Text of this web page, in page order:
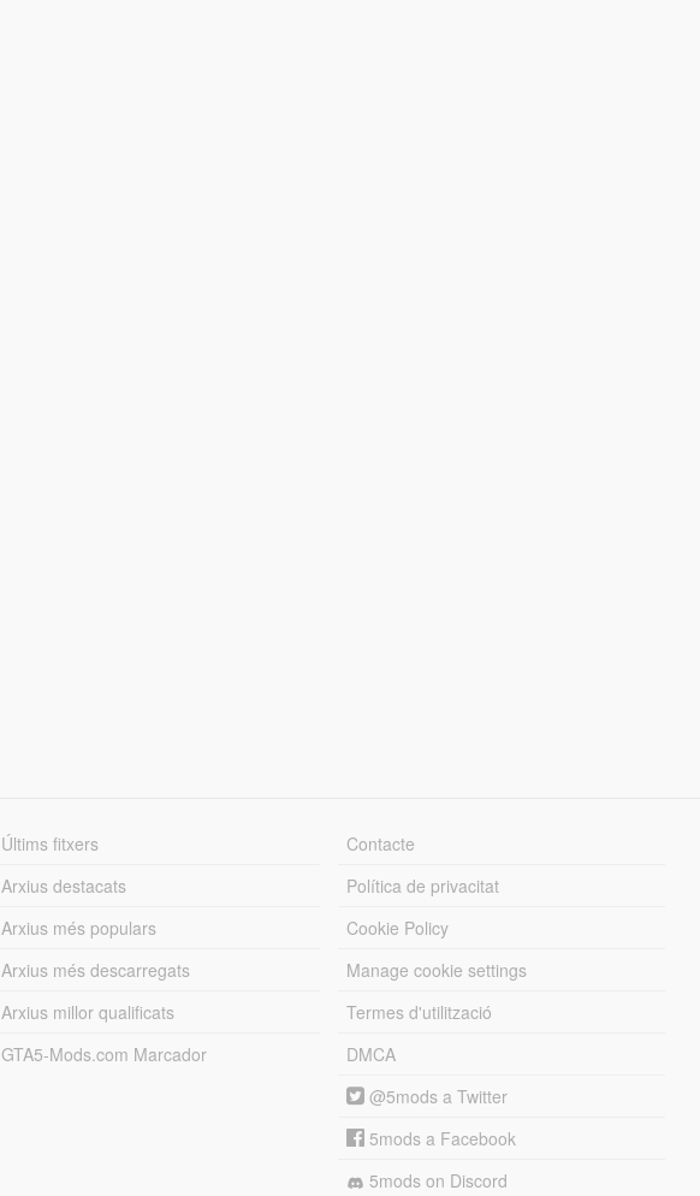
Últims fitxers
Arxius destacats
Arxius més populars
Arxius més descarregats
Arxius millor qualificats
GTA5-Mods.com Marcador
Contacte
Política de privacitat
Cookie Policy
Manage cookie settings
Termes d'utilització
DMCA
@5mods a Twitter
5mods a Facebook
5mods on Discord